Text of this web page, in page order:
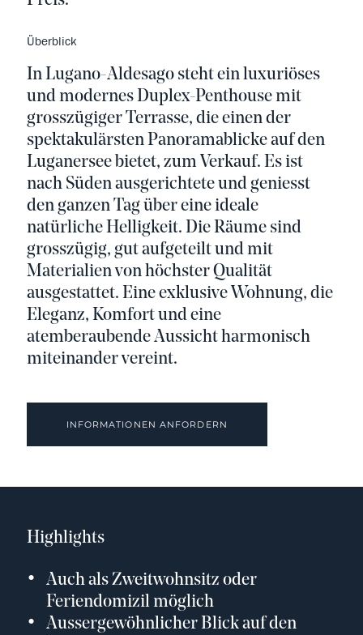
Überblick
In Lugano-Aldesago steht ein luxuriöses
und modernes Duplex-Penthouse mit
grosszügiger Terrasse, die einen der
spektakulärsten Panoramablicke auf den
Luganersee bietet, zum Verkauf. Es ist
nach Süden ausgerichtete und geniesst
den ganzen Tag über eine ideale
natürliche Helligkeit. Die Räume sind
grosszügig, gut aufgeteilt und mit
Materialien von höchster Qualität
ausgestattet. Eine exklusive Wohnung, die
Eleganz, Komfort und eine
atemberaubende Aussicht harmonisch
miteinander vereint.
INFORMATIONEN ANFORDERN
Highlights
Auch als Zweitwohnsitz oder
Feriendomizil möglich
Aussergewöhnlicher Blick auf den